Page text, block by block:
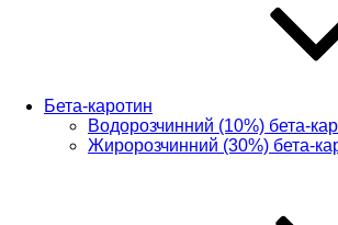
Бета-каротин
Водорозчинний (10%) бета-
Жиророзчинний (30%) бета-